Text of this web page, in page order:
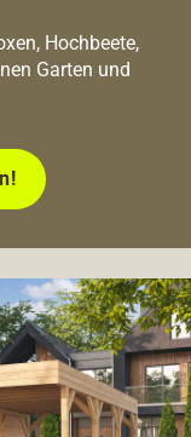
Hochbeete,
Garten und